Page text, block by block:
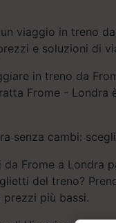
viaggio in treno
e soluzioni di
in treno da
Frome - Londra
senza cambi:
Frome a Londra
del treno?
più bassi.